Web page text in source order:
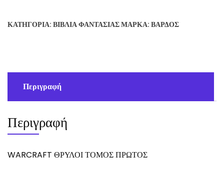
ποσότητα
ΚΑΤΗΓΟΡΊΑ: ΒΙΒΛΊΑ ΦΑΝΤΑΣΊΑΣΜΆΡΚΑ: ΒΆΡΔΟΣ
Περιγραφή
Περιγραφή
WARCRAFT ΘΡΥΛΟΙ ΤΟΜΟΣ ΠΡΩΤΟΣ